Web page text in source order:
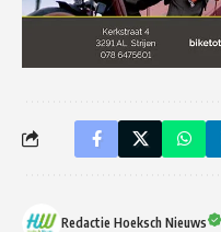
Redactie Hoeksch Nieuws